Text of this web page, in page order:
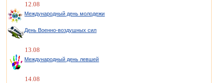
12.08
Международный день молодежи
День Военно-воздушных сил
13.08
Международный день левшей
14.08